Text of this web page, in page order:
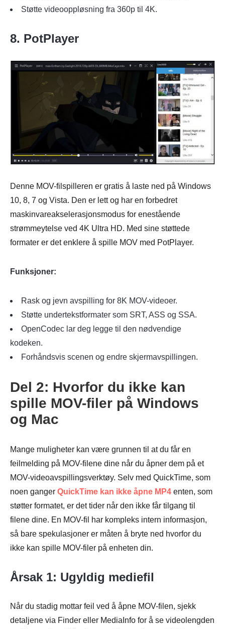
Støtte videooppløsning fra 360p til 4K.
8. PotPlayer
Denne MOV-filspilleren er gratis å laste ned på Windows
10, 8, 7 og Vista. Den er lett og har en forbedret
maskinvareakselerasjonsmodus for enestående
strømmeytelse ved 4K Ultra HD. Med sine støttede
formater er det enklere å spille MOV med PotPlayer.
Funksjoner:
Rask og jevn avspilling for 8K MOV-videoer.
Støtte undertekstformater som SRT, ASS og SSA.
OpenCodec lar deg legge til den nødvendige
kodeken.
Forhåndsvis scenen og endre skjermavspillingen.
Del 2: Hvorfor du ikke kan
spille MOV-filer på Windows
og Mac
Mange muligheter kan være grunnen til at du får en
feilmelding på MOV-filene dine når du åpner dem på et
MOV-videoavspillingsverktøy. Selv med QuickTime, som
noen ganger QuickTime kan ikke åpne MP4 enten, som
støtter formatet, er det tider når den ikke får tilgang til
filene dine. En MOV-fil har kompleks intern informasjon,
så bare spekulasjoner er måten å bryte ned hvorfor du
ikke kan spille MOV-filer på enheten din.
Årsak 1: Ugyldig mediefil
Når du stadig mottar feil ved å åpne MOV-filen, sjekk
detaljene via Finder eller MediaInfo for å se videolengden